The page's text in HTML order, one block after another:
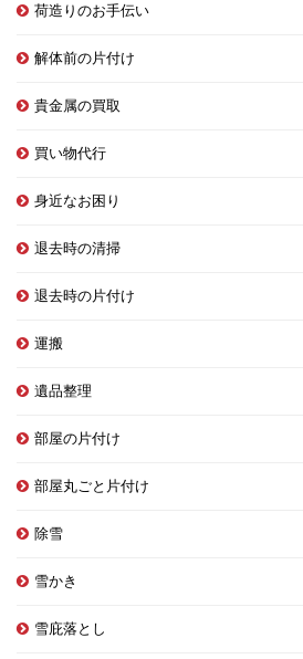
荷造りのお手伝い
解体前の片付け
貴金属の買取
買い物代行
身近なお困り
退去時の清掃
退去時の片付け
運搬
遺品整理
部屋の片付け
部屋丸ごと片付け
除雪
雪かき
雪庇落とし